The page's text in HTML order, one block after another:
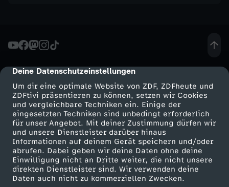
cmp-dialog-description
Deine Datenschutzeinstellungen
Um dir eine optimale Website von ZDF, ZDFheute und
ZDFtivi präsentieren zu können, setzen wir Cookies
und vergleichbare Techniken ein. Einige der
eingesetzten Techniken sind unbedingt erforderlich
für unser Angebot. Mit deiner Zustimmung dürfen wir
und unsere Dienstleister darüber hinaus
Informationen auf deinem Gerät speichern und/oder
abrufen. Dabei geben wir deine Daten ohne deine
Einwilligung nicht an Dritte weiter, die nicht unsere
direkten Dienstleister sind. Wir verwenden deine
Daten auch nicht zu kommerziellen Zwecken.
e
u
t
e
S
e
Mehr ZDF
ZDF-Apps
Smart TV
ZDFtext
Service
ZDFmitreden
Kontakt zum ZDF
Tickets